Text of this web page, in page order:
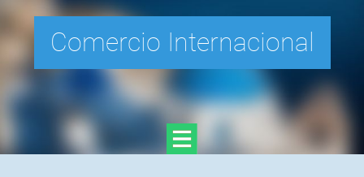
Comercio Internacional